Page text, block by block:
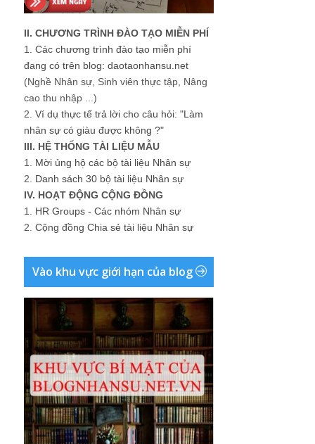
II. CHƯƠNG TRÌNH ĐÀO TẠO MIỄN PHÍ
1. Các chương trình đào tạo miễn phí
đang có trên blog: daotaonhansu.net
(Nghề Nhân sự, Sinh viên thực tập, Nâng
cao thu nhập ...)
2. Ví dụ thực tế trả lời cho câu hỏi: "Làm
nhân sự có giàu được không ?"
III. HỆ THỐNG TÀI LIỆU MẪU
1. Mời ủng hộ các bộ tài liệu Nhân sự
2. Danh sách 30 bộ tài liệu Nhân sự
IV. HOẠT ĐỘNG CỘNG ĐỒNG
1. HR Groups - Các nhóm Nhân sự
2. Cộng đồng Chia sẻ tài liệu Nhân sự
Vào khu vực giới hạn của blog